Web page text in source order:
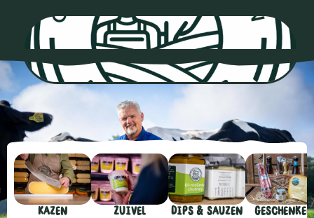
0
Kazen Zuivel Dips & sauzen Geschenken